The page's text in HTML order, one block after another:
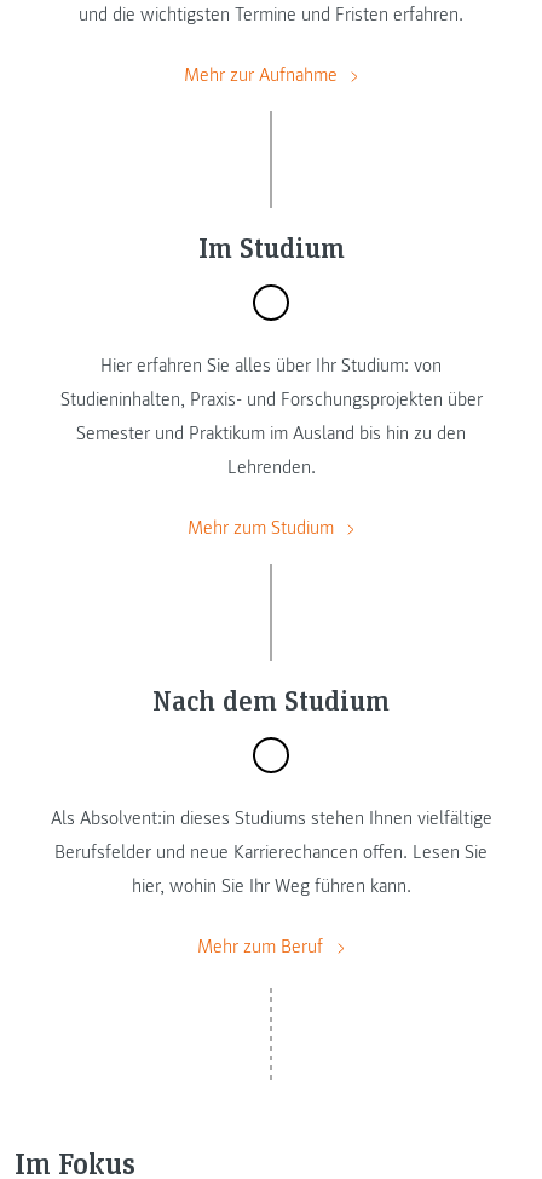
und die wichtigsten Termine und Fristen erfahren.
Mehr zur Aufnahme
Im Studium
Hier erfahren Sie alles über Ihr Studium: von
Studieninhalten, Praxis- und Forschungsprojekten über
Semester und Praktikum im Ausland bis hin zu den
Lehrenden.
Mehr zum Studium
Nach dem Studium
Als Absolvent:in dieses Studiums stehen Ihnen vielfältige
Berufsfelder und neue Karrierechancen offen. Lesen Sie
hier, wohin Sie Ihr Weg führen kann.
Mehr zum Beruf
Im Fokus